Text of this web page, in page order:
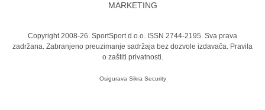
MARKETING
Copyright 2008-26. SportSport d.o.o. ISSN 2744-2195. Sva prava
zadržana. Zabranjeno preuzimanje sadržaja bez dozvole izdavača. Pravila
o zaštiti privatnosti.
Osigurava Sikra Security